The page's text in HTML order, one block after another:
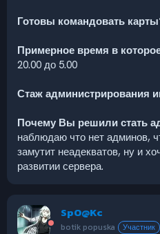
Готовы командовать
Примерное время в
20.00 до 5.00
Стаж администрирования
Почему Вы решили стать
наблюдаю что нет админов,
замутит неадекватов, ну и
развитии сервера.
SpO@Kc
botik popuska Участник